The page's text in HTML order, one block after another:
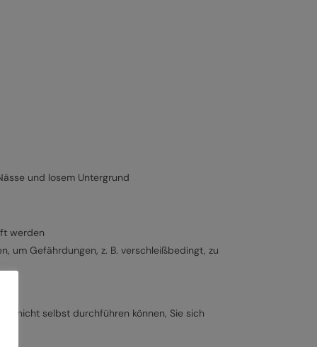
und losem Untergrund
werden
um Gefährdungen, z. B. verschleißbedingt, zu
nicht selbst durchführen können, Sie sich